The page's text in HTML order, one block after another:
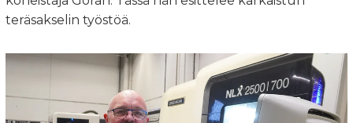
teräsakselin työstöä.